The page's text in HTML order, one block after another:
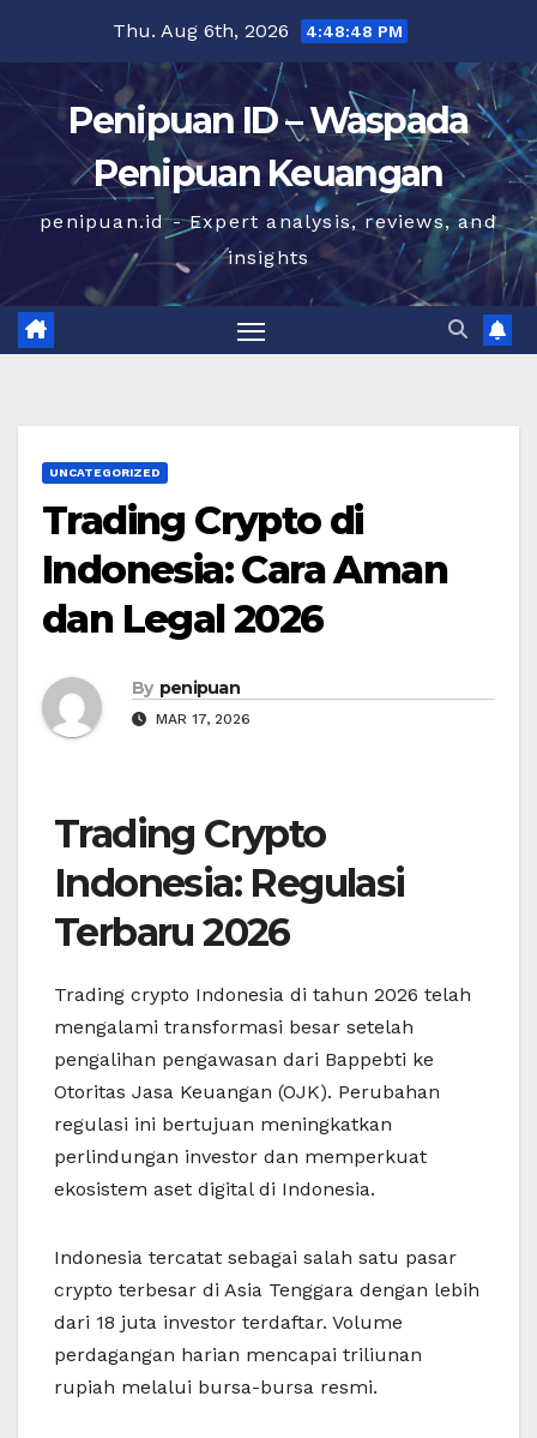
content
Thu. Aug 6th, 2026 4:48:48 PM
Penipuan ID – Waspada
Penipuan Keuangan
penipuan.id - Expert analysis, reviews, and
insights
UNCATEGORIZED
Trading Crypto di
Indonesia: Cara Aman
dan Legal 2026
By penipuan
MAR 17, 2026
Trading Crypto
Indonesia: Regulasi
Terbaru 2026
Trading crypto Indonesia di tahun 2026 telah
mengalami transformasi besar setelah
pengalihan pengawasan dari Bappebti ke
Otoritas Jasa Keuangan (OJK). Perubahan
regulasi ini bertujuan meningkatkan
perlindungan investor dan memperkuat
ekosistem aset digital di Indonesia.
Indonesia tercatat sebagai salah satu pasar
crypto terbesar di Asia Tenggara dengan lebih
dari 18 juta investor terdaftar. Volume
perdagangan harian mencapai triliunan
rupiah melalui bursa-bursa resmi.